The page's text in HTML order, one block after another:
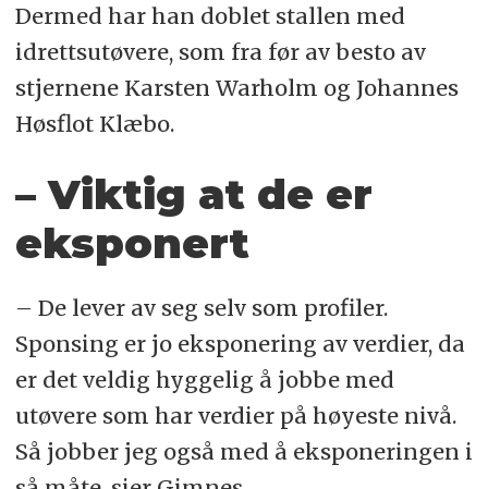
Dermed har han doblet stallen med
idrettsutøvere, som fra før av besto av
stjernene Karsten Warholm og Johannes
Høsflot Klæbo.
– Viktig at de er
eksponert
– De lever av seg selv som profiler.
Sponsing er jo eksponering av verdier, da
er det veldig hyggelig å jobbe med
utøvere som har verdier på høyeste nivå.
Så jobber jeg også med å eksponeringen i